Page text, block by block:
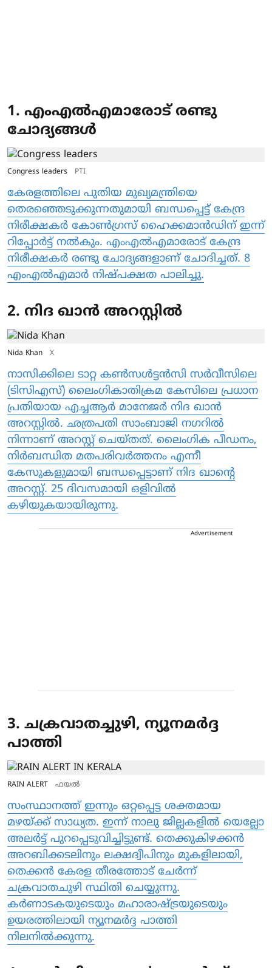
1. എംഎല്‍എമാരോട് രണ്ടു
ചോദ്യങ്ങള്‍
Congress leaders PTI
കേരളത്തിലെ പുതിയ മുഖ്യമന്ത്രിയെ
തെരഞ്ഞെടുക്കുന്നതുമായി ബന്ധപ്പെട്ട് കേന്ദ്ര
നിരീക്ഷകര്‍ കോൺ​ഗ്രസ് ഹൈക്കമാന്‍ഡിന് ഇന്ന്
റിപ്പോര്‍ട്ട് നല്‍കും. എംഎൽഎമാരോട് കേന്ദ്ര
നിരീക്ഷകർ രണ്ടു ചോദ്യങ്ങളാണ് ചോദിച്ചത്. 8
എംഎൽഎമാർ നിഷ്പക്ഷത പാലിച്ചു.
2. നിദ ഖാൻ അറസ്റ്റിൽ
Nida Khan X
നാസിക്കിലെ ടാറ്റ കൺസൾട്ടൻസി സർവീസിലെ
(ടിസിഎസ്) ലൈം​ഗികാതിക്രമ കേസിലെ പ്രധാന
പ്രതിയായ എച്ചആർ മാനേജർ നിദ ഖാൻ
അറസ്റ്റിൽ. ഛത്രപതി സാംബാജി നഗറിൽ
നിന്നാണ് അറസ്റ്റ് ചെയ്തത്. ലൈംഗിക പീഡനം,
നിർബന്ധിത മതപരിവർത്തനം എന്നീ
കേസുകളുമായി ബന്ധപ്പെട്ടാണ് നിദ ഖാന്റെ
അറസ്റ്റ്. 25 ദിവസമായി ഒളിവിൽ
കഴിയുകയായിരുന്നു.
Advertisement
3. ചക്രവാതച്ചുഴി, ന്യൂനമര്‍ദ്ദ
പാത്തി
RAIN ALERT ഫയൽ
സംസ്ഥാനത്ത് ഇന്നും ഒറ്റപ്പെട്ട ശക്തമായ
മഴയ്ക്ക് സാധ്യത. ഇന്ന് നാലു ജില്ലകളില്‍ യെല്ലോ
അലര്‍ട്ട് പുറപ്പെടുവിച്ചിട്ടുണ്ട്. തെക്കുകിഴക്കന്‍
അറബിക്കടലിനും ലക്ഷദ്വീപിനും മുകളിലായി,
തെക്കന്‍ കേരള തീരത്തോട് ചേര്‍ന്ന്
ചക്രവാതചുഴി സ്ഥിതി ചെയ്യുന്നു.
കര്‍ണാടകയുടെയും മഹാരാഷ്ട്രയുടെയും
ഉയരത്തിലായി ന്യൂനമര്‍ദ്ദ പാത്തി
നിലനില്‍ക്കുന്നു.